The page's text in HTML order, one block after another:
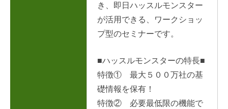
き、即日ハッスルモンスター
が活用できる、ワークショッ
プ型のセミナーです。
■ハッスルモンスターの特長■
特徴① 最大５００万社の基
礎情報を保有！
特徴② 必要最低限の機能で